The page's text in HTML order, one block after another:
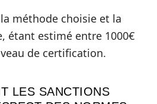
méthode choisie et la
étant estimé entre 1000€
de certification.
LES SANCTIONS